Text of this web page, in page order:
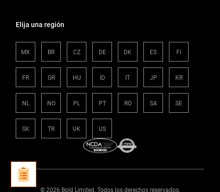
Elija una región
MX BR CZ DE DK ES FI
FR GR HU ID IT JP KR
NL NO PL PT RO SA SE
SK TR UK US
© 2026 Bold Limited. Todos los derechos reservados.